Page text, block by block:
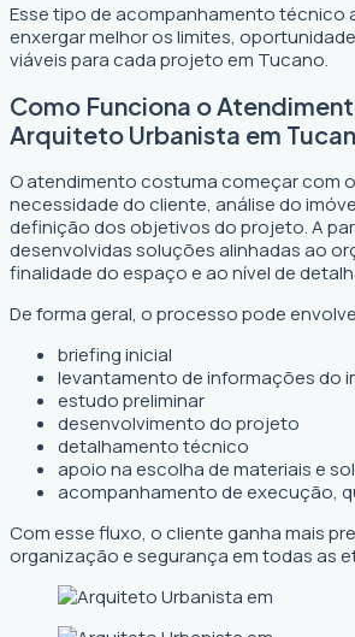
Esse tipo de acompanhamento técnico
enxergar melhor os limites,
viáveis para cada projeto em Tucano.
Como Funciona o
Arquiteto Urbanista em
O atendimento costuma começar com
necessidade do cliente, análise do
definição dos objetivos do projeto. A
desenvolvidas soluções alinhadas ao
finalidade do espaço e ao nível de
De forma geral, o processo pode
briefing inicial
levantamento de informações do
estudo preliminar
desenvolvimento do projeto
detalhamento técnico
apoio na escolha de materiais e
acompanhamento de execução,
Com esse fluxo, o cliente ganha mais
organização e segurança em todas as